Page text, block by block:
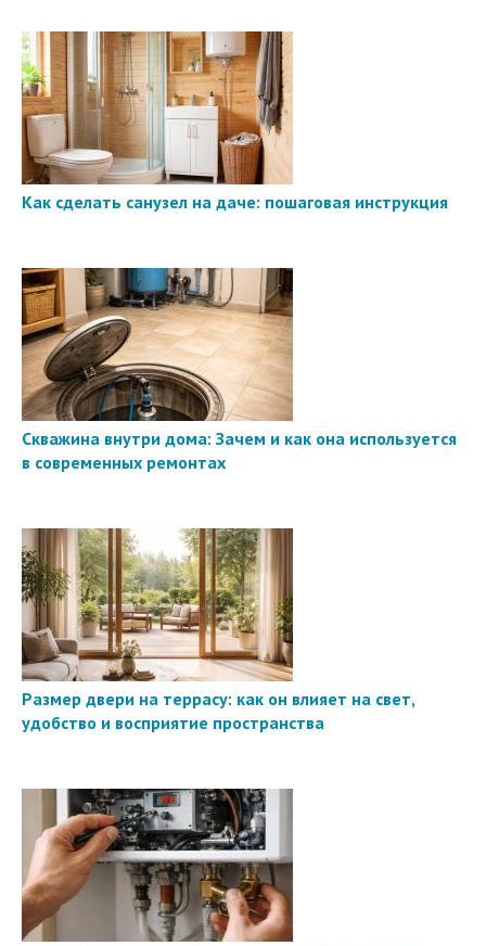
Как сделать санузел на даче: пошаговая инструкция
Скважина внутри дома: Зачем и как она используется
в современных ремонтах
Размер двери на террасу: как он влияет на свет,
удобство и восприятие пространства